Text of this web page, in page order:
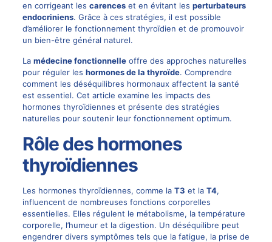
en corrigeant les carenceset en évitant les perturbateurs
endocriniens. Grâce à ces stratégies, il est possible
d’améliorer le fonctionnement thyroïdien et de promouvoir
un bien-être général naturel.
La médecine fonctionnelleoffre des approches naturelles
pour réguler les hormones de la thyroïde. Comprendre
comment les déséquilibres hormonaux affectent la santé
est essentiel. Cet article examine les impacts des
hormones thyroïdiennes et présente des stratégies
naturelles pour soutenir leur fonctionnement optimum.
Rôle des hormones
thyroïdiennes
Les hormones thyroïdiennes, comme la T3 et la T4,
influencent de nombreuses fonctions corporelles
essentielles. Elles régulent le métabolisme, la température
corporelle, l’humeur et la digestion. Un déséquilibre peut
engendrer divers symptômes tels que la fatigue, la prise de